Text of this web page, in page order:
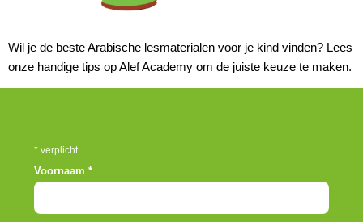
Wil je de beste Arabische lesmaterialen voor je kind vinden? Lees
onze handige tips op Alef Academy om de juiste keuze te maken.
* verplicht
Voornaam *